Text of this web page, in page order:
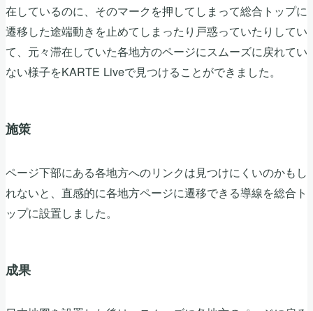
在しているのに、そのマークを押してしまって総合トップに
遷移した途端動きを止めてしまったり戸惑っていたりしてい
て、元々滞在していた各地方のページにスムーズに戻れてい
ない様子をKARTE Liveで見つけることができました。
施策
ページ下部にある各地方へのリンクは見つけにくいのかもし
れないと、直感的に各地方ページに遷移できる導線を総合ト
ップに設置しました。
成果